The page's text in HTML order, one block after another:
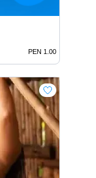
PEN 1.00